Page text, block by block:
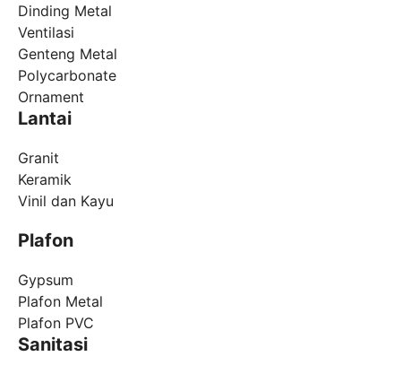
Dinding Metal
Ventilasi
Genteng Metal
Polycarbonate
Ornament
Lantai
Granit
Keramik
Vinil dan Kayu
Plafon
Gypsum
Plafon Metal
Plafon PVC
Sanitasi